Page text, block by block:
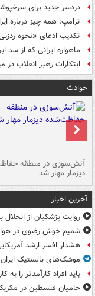
دردسر جدید برای
ترامپ: همه چیز درباره
تکذیب ادعای «نحوه
ماهواره ایرانی که از سد
ابتکارات رهبر انقلاب در
حوادث
آتش‌سوزی در منطقه
دیزمار مهار شد
آخرین اخبار
روایت پزشکیان از انحلال
شمیم خوش رضوی در
هشدار افسر ارشد
موشک‌های بالستیک
باید افراد کارآمدتر را به
حامیان فلسطین در